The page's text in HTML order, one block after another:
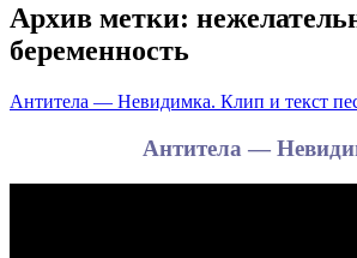
Архив метки:
беременность
Антитела — Невидимка. Клип и текст
Антитела —